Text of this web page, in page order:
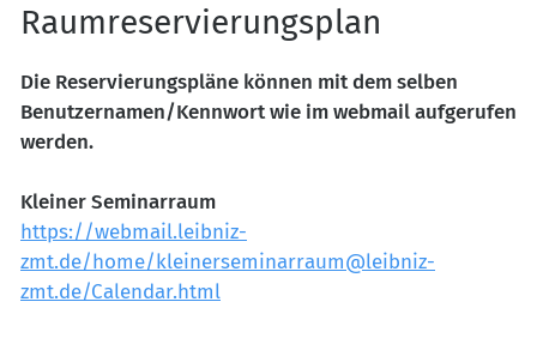
Raumreservierungsplan
Die Reservierungspläne können mit dem selben
Benutzernamen/Kennwort wie im webmail aufgerufen
werden.
Kleiner Seminarraum
https://webmail.leibniz-
zmt.de/home/kleinerseminarraum@leibniz-
zmt.de/Calendar.html